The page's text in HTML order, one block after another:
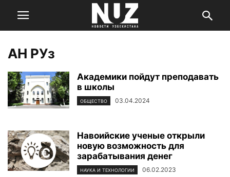
АН РУз
Академики пойдут преподавать
в школы
ОБЩЕСТВО 03.04.2024
Навоийские ученые открыли
новую возможность для
зарабатывания денег
НАУКА И ТЕХНОЛОГИИ 06.02.2023